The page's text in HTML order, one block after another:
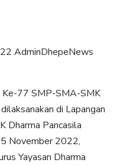
AdminDhepeNews
Ke-77 SMP-SMA-SMK
di Lapangan
Dharma Pancasila
November 2022,
Yayasan Dharma